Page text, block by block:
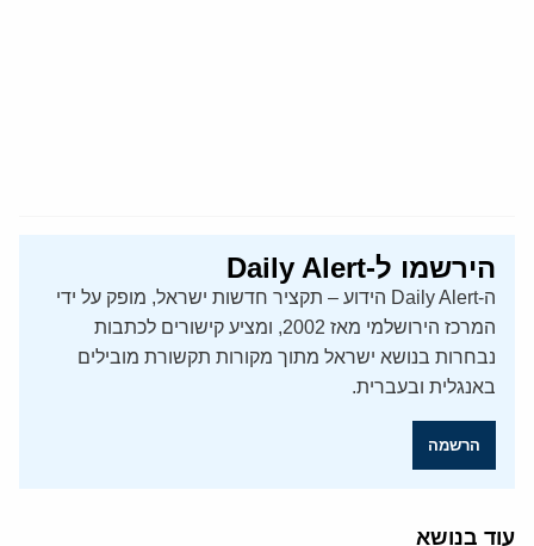
הירשמו ל-Daily Alert
ה-Daily Alert הידוע – תקציר חדשות ישראל, מופק על ידי
המרכז הירושלמי מאז 2002, ומציע קישורים לכתבות
נבחרות בנושא ישראל מתוך מקורות תקשורת מובילים
באנגלית ובעברית.
הרשמה
עוד בנושא